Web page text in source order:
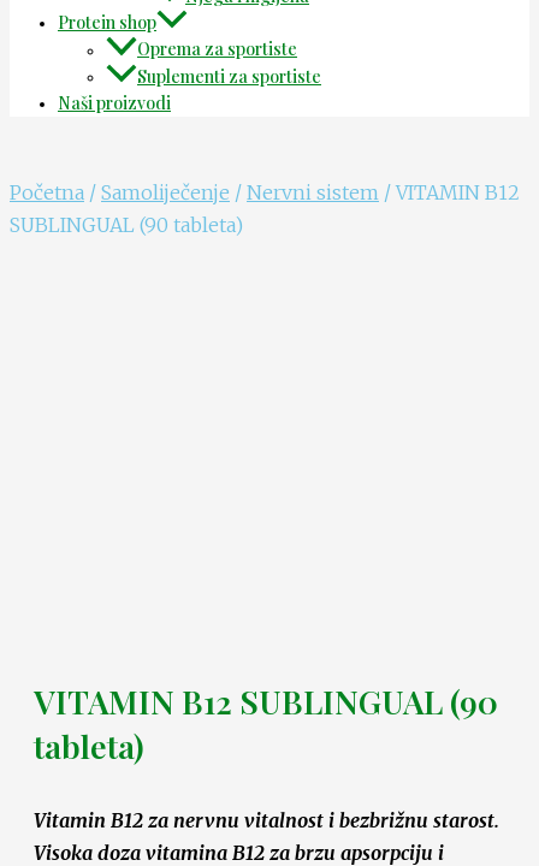
Protein shop
Oprema za sportiste
Suplementi za sportiste
Naši proizvodi
Početna / Samoliječenje / Nervni sistem / VITAMIN B12
SUBLINGUAL (90 tableta)
VITAMIN B12 SUBLINGUAL (90
tableta)
Vitamin B12 za nervnu vitalnost i bezbrižnu starost.
Visoka doza vitamina B12 za brzu apsorpciju i